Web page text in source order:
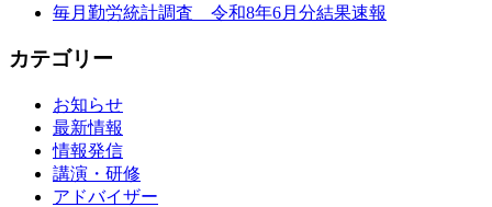
毎月勤労統計調査 令和8年6月分結果速報
カテゴリー
お知らせ
最新情報
情報発信
講演・研修
アドバイザー